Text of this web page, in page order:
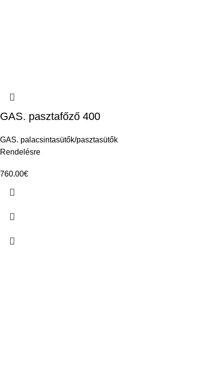
GAS. pasztafőző 400
GAS. palacsintasütők/pasztasütők
Rendelésre
760.00€